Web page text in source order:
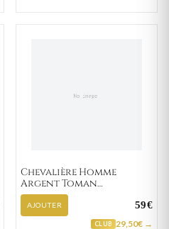
Chevalière Homme
Argent Toman
Zirconium
AJOUTER 59€
CLUB 29,50€ →